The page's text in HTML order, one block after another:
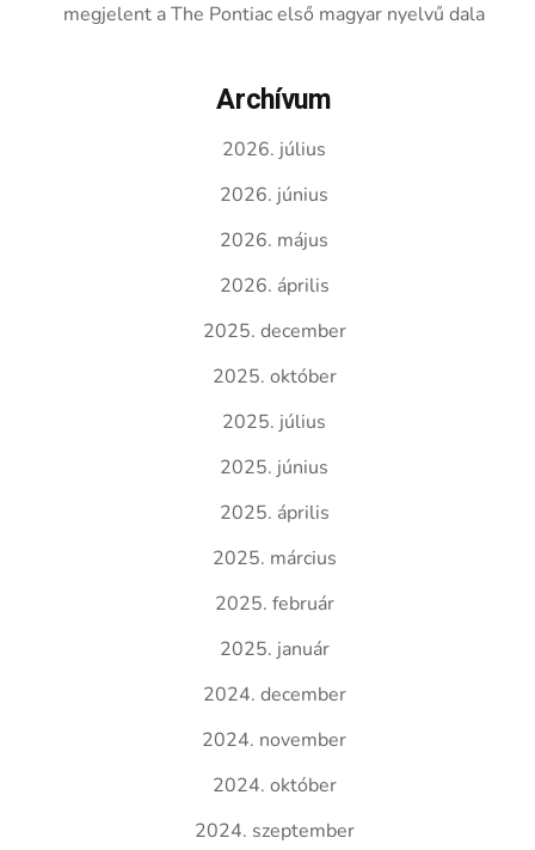
megjelent a The Pontiac első magyar nyelvű dala
Archívum
2026. július
2026. június
2026. május
2026. április
2025. december
2025. október
2025. július
2025. június
2025. április
2025. március
2025. február
2025. január
2024. december
2024. november
2024. október
2024. szeptember